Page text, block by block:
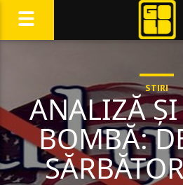
STIRI
ANALIZĂ
BOMBĂ: